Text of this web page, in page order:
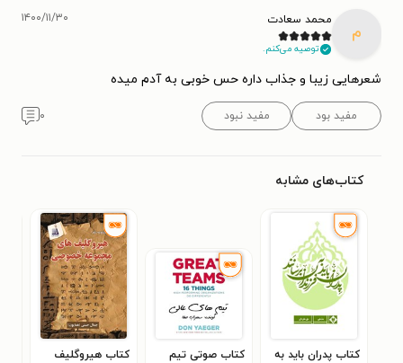
م
محمد سعادت
توصیه می‌کنم.
۱۴۰۰/۱۱/۳۰
شعرهایی زیبا و جذاب داره حس خوبی به آدم میده
مفید بود مفید نبود ۰
کتاب‌های مشابه
کتاب پدران باید به
کتاب صوتی تیم
کتاب هیروگلیف